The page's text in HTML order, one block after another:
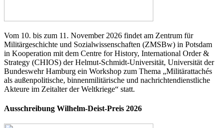
Vom 10. bis zum 11. November 2026 findet am Zentrum für
Militärgeschichte und Sozialwissenschaften (ZMSBw) in Potsdam
in Kooperation mit dem Centre for History, International Order &
Strategy (CHIOS) der Helmut-Schmidt-Universität, Universität der
Bundeswehr Hamburg ein Workshop zum Thema „Militärattachés
als außenpolitische, binnenmilitärische und nachrichtendienstliche
Akteure im Zeitalter der Weltkriege“ statt.
Ausschreibung Wilhelm-Deist-Preis 2026